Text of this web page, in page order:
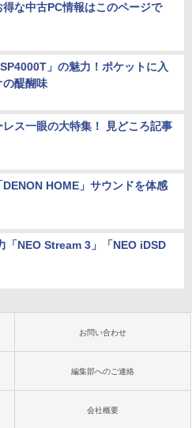
な中古PC情報はこのページで
」の魅力！ポケットに入
の醍醐味
レス一眼の大特集！ 見どころ記事
HOME」サウンドを体感
NEO Stream 3」「NEO iDSD
お問い合わせ
編集部へのご連絡
会社概要